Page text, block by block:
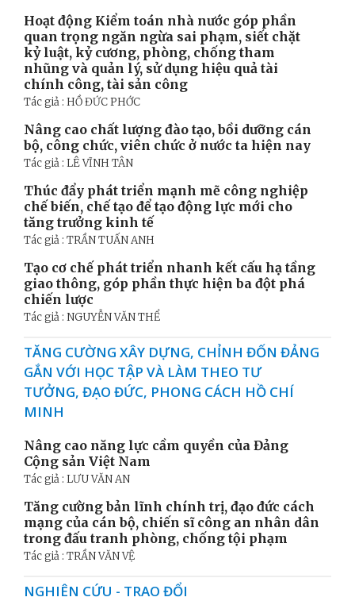
Hoạt động Kiểm toán nhà nước góp phần
quan trọng ngăn ngừa sai phạm, siết chặt
kỷ luật, kỷ cương, phòng, chống tham
nhũng và quản lý, sử dụng hiệu quả tài
chính công, tài sản công
Tác giả : HỒ ĐỨC PHỚC
Nâng cao chất lượng đào tạo, bồi dưỡng cán
bộ, công chức, viên chức ở nước ta hiện nay
Tác giả : LÊ VĨNH TÂN
Thúc đẩy phát triển mạnh mẽ công nghiệp
chế biến, chế tạo để tạo động lực mới cho
tăng trưởng kinh tế
Tác giả : TRẦN TUẤN ANH
Tạo cơ chế phát triển nhanh kết cấu hạ tầng
giao thông, góp phần thực hiện ba đột phá
chiến lược
Tác giả : NGUYỄN VĂN THỂ
TĂNG CƯỜNG XÂY DỰNG, CHỈNH ĐỐN ĐẢNG
GẮN VỚI HỌC TẬP VÀ LÀM THEO TƯ
TƯỞNG, ĐẠO ĐỨC, PHONG CÁCH HỒ CHÍ
MINH
Nâng cao năng lực cầm quyền của Đảng
Cộng sản Việt Nam
Tác giả : LƯU VĂN AN
Tăng cường bản lĩnh chính trị, đạo đức cách
mạng của cán bộ, chiến sĩ công an nhân dân
trong đấu tranh phòng, chống tội phạm
Tác giả : TRẦN VĂN VỆ
NGHIÊN CỨU - TRAO ĐỔI